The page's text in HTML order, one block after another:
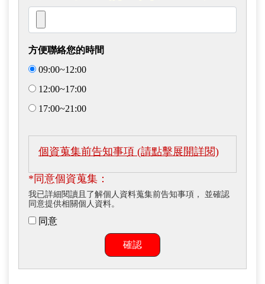
方便聯絡您的時間
09:00~12:00
12:00~17:00
17:00~21:00
個資蒐集前告知事項 (請點擊展開詳閱)
*同意個資蒐集：
我已詳細閱讀且了解個人資料蒐集前告知事項， 並確認
同意提供相關個人資料。
同意
確認